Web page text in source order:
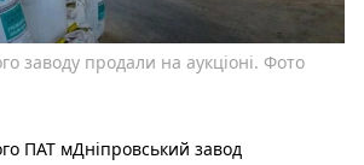
заводу продали на аукціоні. Фото
ПАТ мДніпровський завод